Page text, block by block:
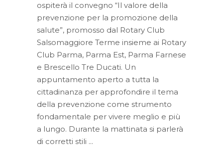
ospiterà il convegno “Il valore della
prevenzione per la promozione della
salute”, promosso dal Rotary Club
Salsomaggiore Terme insieme ai Rotary
Club Parma, Parma Est, Parma Farnese
e Brescello Tre Ducati. Un
appuntamento aperto a tutta la
cittadinanza per approfondire il tema
della prevenzione come strumento
fondamentale per vivere meglio e più
a lungo. Durante la mattinata si parlerà
di corretti stili